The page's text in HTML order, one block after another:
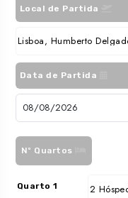
Local de Partida
Lisboa, Humberto
Data de Partida
Nº Quartos
Quarto 1 2